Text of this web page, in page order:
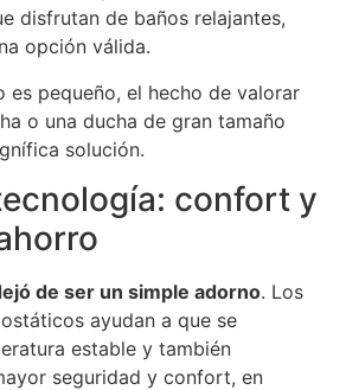
disfrutan de baños relajantes,
opción válida.
es pequeño, el hecho de valorar
o una ducha de gran tamaño
solución.
confort y
de ser un simple adorno. Los
ayudan a que se
estable y también
seguridad y confort, en